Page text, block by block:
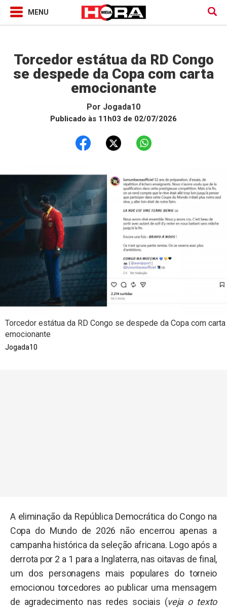
Torcedor estátua da RD Congo
se despede da Copa com carta
emocionante
Por Jogada10
Publicado às 11h03 de 02/07/2026
Torcedor estátua da RD Congo se despede da Copa com carta
emocionante
Jogada10
A eliminação da República Democrática do Congo na
Copa do Mundo de 2026 não encerrou apenas a
campanha histórica da seleção africana. Logo após a
derrota por 2 a 1 para a Inglaterra, nas oitavas de final,
um dos personagens mais populares do torneio
emocionou torcedores ao publicar uma mensagem
de agradecimento nas redes sociais (veja o texto